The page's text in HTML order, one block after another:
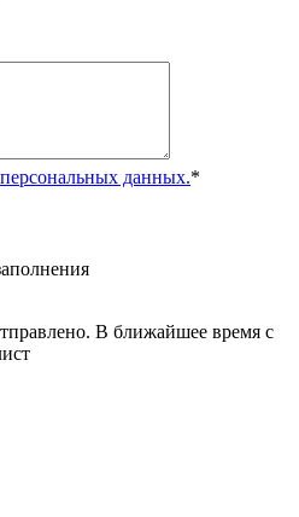
данных.*
В ближайшее время с